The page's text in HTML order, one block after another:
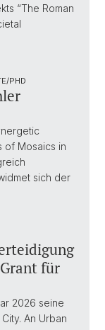
“The Roman
PHD
of Mosaics in
sich der
für
2026 seine
An Urban